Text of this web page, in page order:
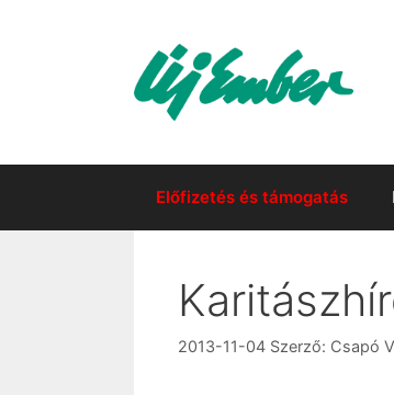
Előfizetés és támogatás
2013-11-04 Szerző: Csapó